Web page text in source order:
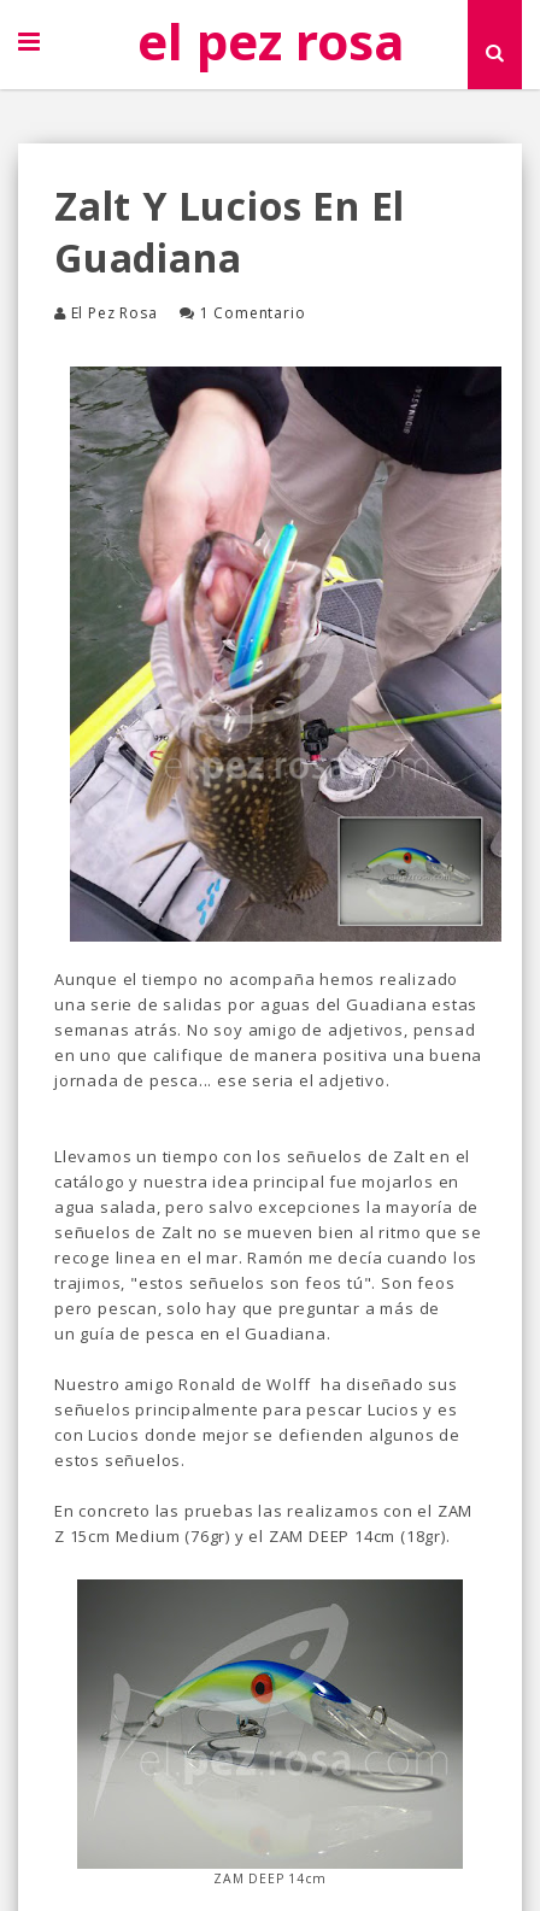
el pez rosa
Zalt Y Lucios En El
Guadiana
El Pez Rosa 1 Comentario
Aunque el tiempo no acompaña hemos realizado
una serie de salidas por aguas del Guadiana estas
semanas atrás. No soy amigo de adjetivos, pensad
en uno que califique de manera positiva una buena
jornada de pesca... ese seria el adjetivo.
Llevamos un tiempo con los señuelos de Zalt en el
catálogo y nuestra idea principal fue mojarlos en
agua salada, pero salvo excepciones la mayoría de
señuelos de Zalt no se mueven bien al ritmo que se
recoge linea en el mar. Ramón me decía cuando los
trajimos, "estos señuelos son feos tú". Son feos
pero pescan, solo hay que preguntar a más de
un guía de pesca en el Guadiana.
Nuestro amigo Ronald de Wolff ha diseñado sus
señuelos principalmente para pescar Lucios y es
con Lucios donde mejor se defienden algunos de
estos señuelos.
En concreto las pruebas las realizamos con el ZAM
Z 15cm Medium (76gr) y el ZAM DEEP 14cm (18gr).
ZAM DEEP 14cm